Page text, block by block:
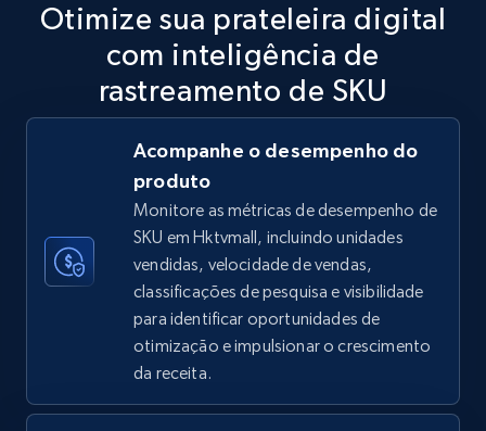
more.
Comece agora
TikTok Shop
URL, Title, Available, Description, Currency, Initial
price, Final price, Discount percent, and more.
668+ Comece agora
TikTok Shop - category
Otimize sua prateleira digital
com inteligência de
rastreamento de SKU
Acompanhe o desempenho do
produto
Monitore as métricas de desempenho de
SKU em Hktvmall, incluindo unidades
vendidas, velocidade de vendas,
classificações de pesquisa e visibilidade
para identificar oportunidades de
otimização e impulsionar o crescimento
da receita.